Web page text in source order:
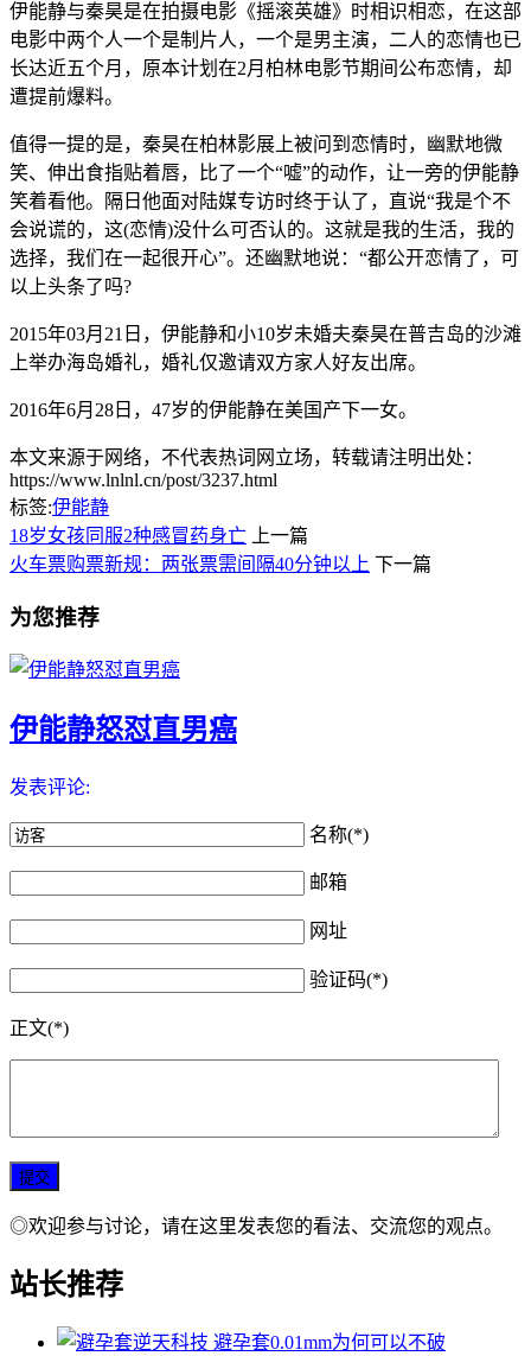
伊能静与秦昊是在拍摄电影《摇滚英雄》时相识相恋，在这部
电影中两个人一个是制片人，一个是男主演，二人的恋情也已
长达近五个月，原本计划在2月柏林电影节期间公布恋情，却
遭提前爆料。
值得一提的是，秦昊在柏林影展上被问到恋情时，幽默地微
笑、伸出食指贴着唇，比了一个“嘘”的动作，让一旁的伊能静
笑着看他。隔日他面对陆媒专访时终于认了，直说“我是个不
会说谎的，这(恋情)没什么可否认的。这就是我的生活，我的
选择，我们在一起很开心”。还幽默地说：“都公开恋情了，可
以上头条了吗?
2015年03月21日，伊能静和小10岁未婚夫秦昊在普吉岛的沙滩
上举办海岛婚礼，婚礼仅邀请双方家人好友出席。
2016年6月28日，47岁的伊能静在美国产下一女。
本文来源于网络，不代表热词网立场，转载请注明出处：
https://www.lnlnl.cn/post/3237.html
标签:伊能静
18岁女孩同服2种感冒药身亡
上一篇
火车票购票新规：两张票需间隔40分钟以上 下一篇
为您推荐
伊能静怒怼直男癌
发表评论:
名称(*)
邮箱
网址
验证码(*)
正文(*)
◎欢迎参与讨论，请在这里发表您的看法、交流您的观点。
站长推荐